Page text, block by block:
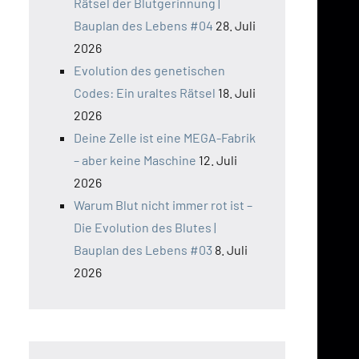
Bauplan des Lebens #04 28. Juli
2026
Evolution des genetischen
Codes: Ein uraltes Rätsel 18. Juli
2026
Deine Zelle ist eine MEGA-Fabrik
– aber keine Maschine 12. Juli
2026
Warum Blut nicht immer rot ist –
Die Evolution des Blutes |
Bauplan des Lebens #03 8. Juli
2026